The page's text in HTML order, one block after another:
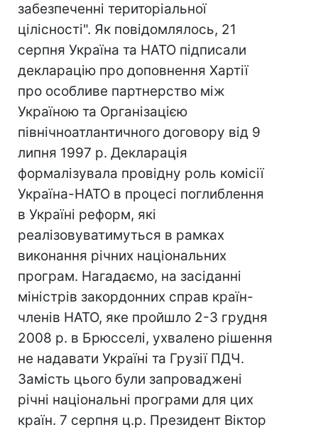
забезпеченні територіальної
цілісності". Як повідомлялось, 21
серпня Україна та НАТО підписали
декларацію про доповнення Хартії
про особливе партнерство між
Україною та Організацією
північноатлантичного договору від 9
липня 1997 р. Декларація
формалізувала провідну роль комісії
Україна-НАТО в процесі поглиблення
в Україні реформ, які
реалізовуватимуться в рамках
виконання річних національних
програм. Нагадаємо, на засіданні
міністрів закордонних справ країн-
членів НАТО, яке пройшло 2-3 грудня
2008 р. в Брюсселі, ухвалено рішення
не надавати Україні та Грузії ПДЧ.
Замість цього були запроваджені
річні національні програми для цих
країн. 7 серпня ц.р. Президент Віктор